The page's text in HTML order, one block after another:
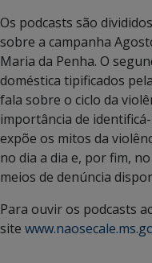
Os podcasts são
sobre a campanha
Maria da Penha. O
doméstica tipificados
fala sobre o ciclo da
importância de
expõe os mitos da
no dia a dia e, por fim,
meios de denúncia
Para ouvir os podcasts
site